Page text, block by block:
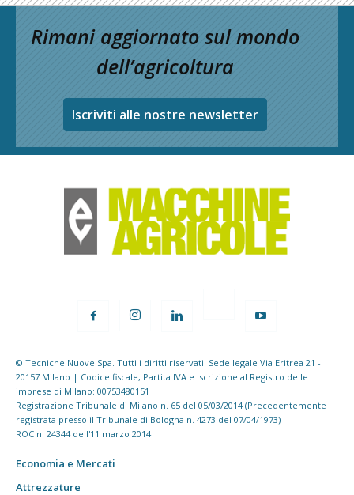
Rimani aggiornato sul mondo
dell’agricoltura
Iscriviti alle nostre newsletter
© Tecniche Nuove Spa. Tutti i diritti riservati. Sede legale Via Eritrea 21 -
20157 Milano | Codice fiscale, Partita IVA e Iscrizione al Registro delle
imprese di Milano: 00753480151
Registrazione Tribunale di Milano n. 65 del 05/03/2014 (Precedentemente
registrata presso il Tribunale di Bologna n. 4273 del 07/04/1973)
ROC n. 24344 dell'11 marzo 2014
Economia e Mercati
Attrezzature